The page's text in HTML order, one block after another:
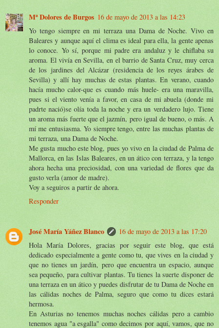
Mª Dolores de Burgos 16 de mayo de 2013 a las 14:23
Yo tengo siempre en mi terraza una Dama de Noche. Vivo en
Baleares y aunque aquí el clima es ideal para ella, la gente apenas
lo conoce. Yo sí, porque mi padre era andaluz y le chiflaba su
aroma. El vivía en Sevilla, en el barrio de Santa Cruz, muy cerca
de los jardines del Alcázar (residencia de los reyes árabes de
Sevilla) y allí hay muchas de estas plantas. En verano, cuando
hacía mucho calor-que es cuando más huele- era una maravilla,
pues si el viento venía a favor, en casa de mi abuela (donde mi
padrte nació)se olía toda la noche y era un verdadero lujo. Tiene
un aroma más fuerte que el jazmín, pero igual de bueno, o más. A
mí me entusiasma. Yo siempre tengo, entre las muchas plantas de
mi terraza, una Dama de Noche.
Me gusta mucho este blog, pues yo vivo en la ciudad de Palma de
Mallorca, en las Islas Baleares, en un ático con terraza, y la tengo
ahora hecha una preciosidad, con una variedad de flores que da
gusto verla (amor de madre).
Voy a seguiros a partir de ahora.
Responder
José María Yáñez Blanco
16 de mayo de 2013 a las 17:20
Hola María Dolores, gracias por seguir este blog, que está
dedicado especialmente a gente como tu, que vives en la ciudad y
que no tienes un jardín, pero que encuentra un espacio, aunque
sea pequeño, para cultivar plantas. Tu tienes la suerte disponer de
una terraza en un ático y puedes disfrutar de tu Dama de Noche en
las cálidas noches de Palma, seguro que como tu dices estará
hermosa.
En Asturias no tenemos muchas noches cálidas pero a cambio
tenemos agua "a esgalla" como decimos por aquí, vamos, que no